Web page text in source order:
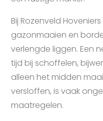
Bij Rozenveld
gazonmaaien en
verlengde liggen. Een
tijd bij schoffelen,
alleen het midden
versloffen, is vaak
maatregelen.